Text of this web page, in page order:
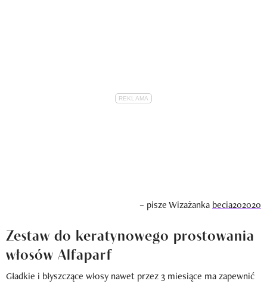
– pisze Wizażanka becia202020
Zestaw do keratynowego prostowania
włosów Alfaparf
Gładkie i błyszczące włosy nawet przez 3 miesiące ma zapewnić